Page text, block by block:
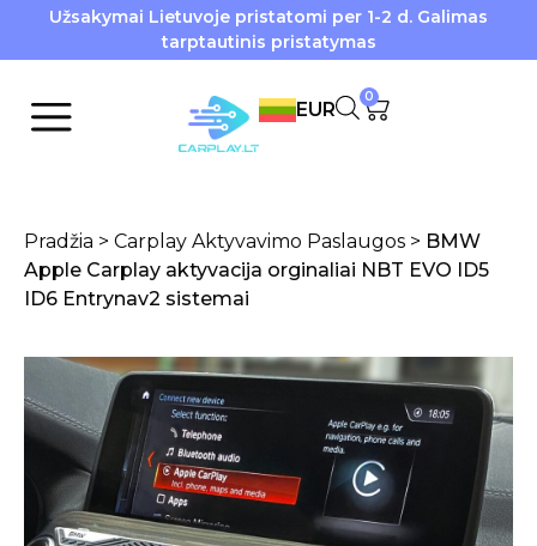
Užsakymai Lietuvoje pristatomi per 1-2 d. Galimas
tarptautinis pristatymas
EUR
0
Pradžia > Carplay Aktyvavimo Paslaugos > BMW
Apple Carplay aktyvacija orginaliai NBT EVO ID5
ID6 Entrynav2 sistemai